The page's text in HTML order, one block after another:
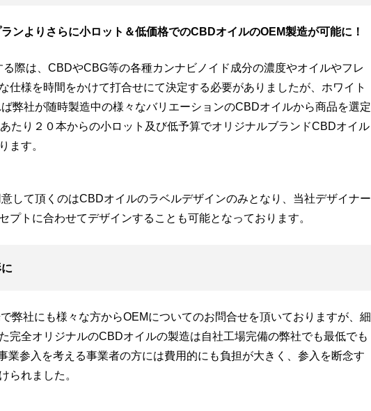
ンよりさらに小ロット＆低価格でのCBDオイルのOEM製造が可能に！
際は、CBDやCBG等の各種カンナビノイド成分の濃度やオイルやフレ
仕様を時間をかけて打合せにて決定する必要がありましたが、ホワイト
弊社が随時製造中の様々なバリエーションのCBDオイルから商品を選定
たり２０本からの小ロット及び低予算でオリジナルブランドCBDオイル
ます。
して頂くのはCBDオイルのラベルデザインのみとなり、当社デザイナー
プトに合わせてデザインすることも可能となっております。
弊社にも様々な方からOEMについてのお問合せを頂いておりますが、細
完全オリジナルのCBDオイルの製造は自社工場完備の弊社でも最低でも
業参入を考える事業者の方には費用的にも負担が大きく、参入を断念す
られました。